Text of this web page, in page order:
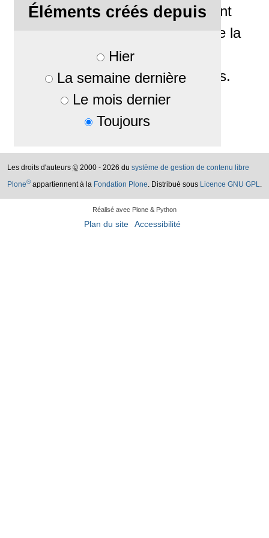
Éléments créés depuis
Hier
La semaine dernière
Le mois dernier
Toujours
de lancer un financement
participatif pour permettre la
création d'une version
internationale en anglais.
Les droits d'auteurs © 2000 - 2026 du système de gestion de contenu libre
Plone®appartiennent à la Fondation Plone. Distribué sous Licence GNU GPL.
Réalisé avec Plone & Python
Plan du site Accessibilité